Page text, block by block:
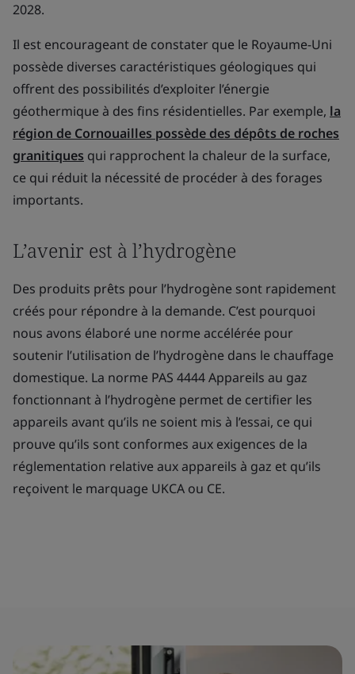
2028.
Il est encourageant de constater que le Royaume-Uni
possède diverses caractéristiques géologiques qui
offrent des possibilités d’exploiter l’énergie
géothermique à des fins résidentielles. Par exemple, la
région de Cornouailles possède des dépôts de roches
granitiques qui rapprochent la chaleur de la surface,
ce qui réduit la nécessité de procéder à des forages
importants.
L’avenir est à l’hydrogène
Des produits prêts pour l’hydrogène sont rapidement
créés pour répondre à la demande. C’est pourquoi
nous avons élaboré une norme accélérée pour
soutenir l’utilisation de l’hydrogène dans le chauffage
domestique. La norme PAS 4444 Appareils au gaz
fonctionnant à l’hydrogène permet de certifier les
appareils avant qu’ils ne soient mis à l’essai, ce qui
prouve qu’ils sont conformes aux exigences de la
réglementation relative aux appareils à gaz et qu’ils
reçoivent le marquage UKCA ou CE.